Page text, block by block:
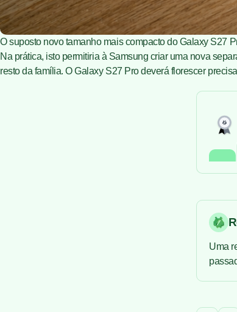
O suposto novo tamanho mais compacto do Galaxy S27
Na prática, isto permitiria à Samsung criar uma nova
resto da família. O Galaxy S27 Pro deverá florescer
Uma